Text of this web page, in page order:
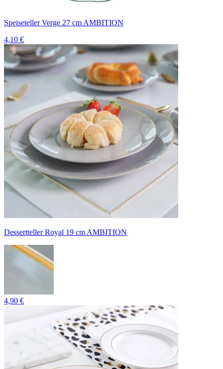
Speiseteller Verge 27 cm AMBITION
4,10 €
Dessertteller Royal 19 cm AMBITION
4,90 €